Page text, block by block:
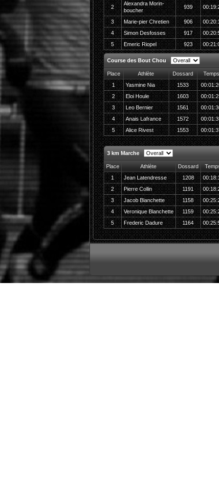
2
Alexandra Morin-
boucher
939
3 Marie-pier Chretien 906
4
Simon Desfosses 917
5
Emeric Riopel 923
Course des Bout Chou
Place Athlète Dossard
Temps
1
Yasmine Nia 1533
2
Eloi Houle 1603
3
Leo Bernier 1561
4
Anais Lafrance 1572
5
Alice Rivest 1553
3 km Marche
Place Athlète Dossard
1
Jean Latendresse 1208
2
Pierre Collin 1191
3
Jacob Blanchette 1158
4
Veronique Blanchette 1159
5
Frederic Dadure 1164